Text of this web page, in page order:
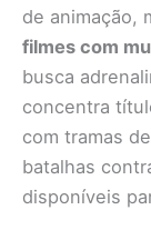
de animação,
filmes com
busca
concentra
com tramas
batalhas
disponíveis